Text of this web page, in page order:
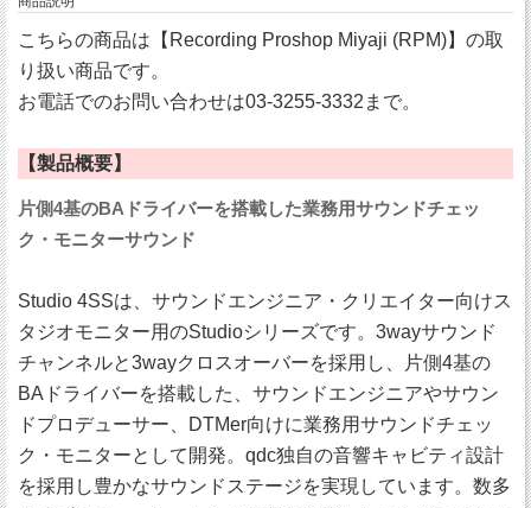
こちらの商品は【Recording Proshop Miyaji (RPM)】の取
り扱い商品です。
お電話でのお問い合わせは03-3255-3332まで。
【製品概要】
片側4基のBAドライバーを搭載した業務用サウンドチェッ
ク・モニターサウンド
Studio 4SSは、サウンドエンジニア・クリエイター向けス
タジオモニター用のStudioシリーズです。3wayサウンド
チャンネルと3wayクロスオーバーを採用し、片側4基の
BAドライバーを搭載した、サウンドエンジニアやサウン
ドプロデューサー、DTMer向けに業務用サウンドチェッ
ク・モニターとして開発。qdc独自の音響キャビティ設計
を採用し豊かなサウンドステージを実現しています。数多